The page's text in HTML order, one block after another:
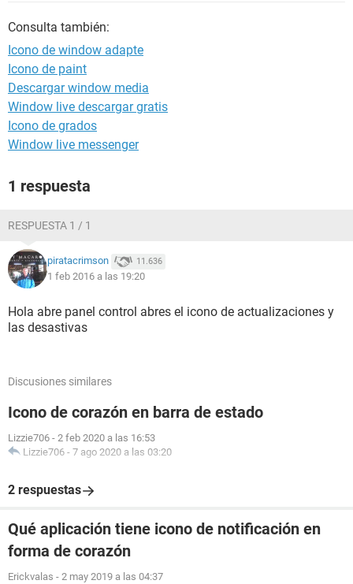
Consulta también:
Icono de window adapte
Icono de paint
Descargar window media
Window live descargar gratis
Icono de grados
Window live messenger
1 respuesta
RESPUESTA 1 / 1
piratacrimson 11.636
1 feb 2016 a las 19:20
Hola abre panel control abres el icono de actualizaciones y
las desastivas
Discusiones similares
Icono de corazón en barra de estado
Lizzie706 - 2 feb 2020 a las 16:53
Lizzie706 - 7 ago 2020 a las 03:20
2 respuestas
Qué aplicación tiene icono de notificación en
forma de corazón
Erickvalas - 2 may 2019 a las 04:37